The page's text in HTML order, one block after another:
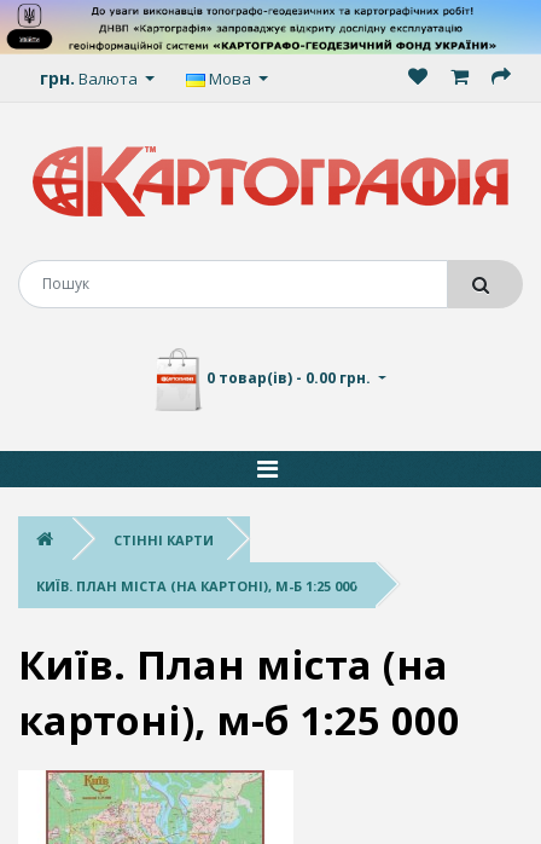
грн. Валюта Мова
0 товар(ів) - 0.00 грн.
СТІННІ КАРТИ
КИЇВ. ПЛАН МІСТА (НА КАРТОНІ), М-Б 1:25 000
Київ. План міста (на
картоні), м-б 1:25 000